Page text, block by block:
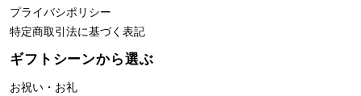
プライバシポリシー
特定商取引法に基づく表記
ギフトシーンから選ぶ
お祝い・お礼